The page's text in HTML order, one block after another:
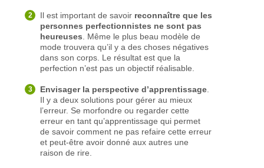
Il est important de savoir reconnaître que les
personnes perfectionnistes ne sont pas
heureuses . Même le plus beau modèle de
mode trouvera qu’il y a des choses négatives
dans son corps. Le résultat est que la
perfection n’est pas un objectif réalisable.
Envisager la perspective d’apprentissage
Il y a deux solutions pour gérer au mieux
l’erreur. Se morfondre ou regarder cette
erreur en tant qu’apprentissage qui permet
de savoir comment ne pas refaire cette erreur
et peut-être avoir donné aux autres une
raison de rire.